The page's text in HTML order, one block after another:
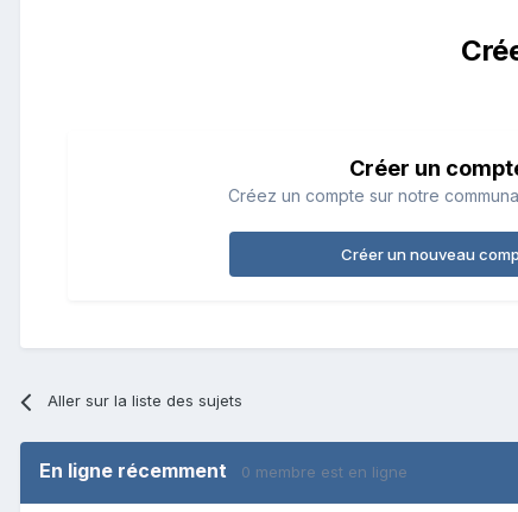
Créer un
Créez un compte sur notre
Créer un nouveau
Aller sur la liste des sujets
En ligne récemment 0 membre est en ligne